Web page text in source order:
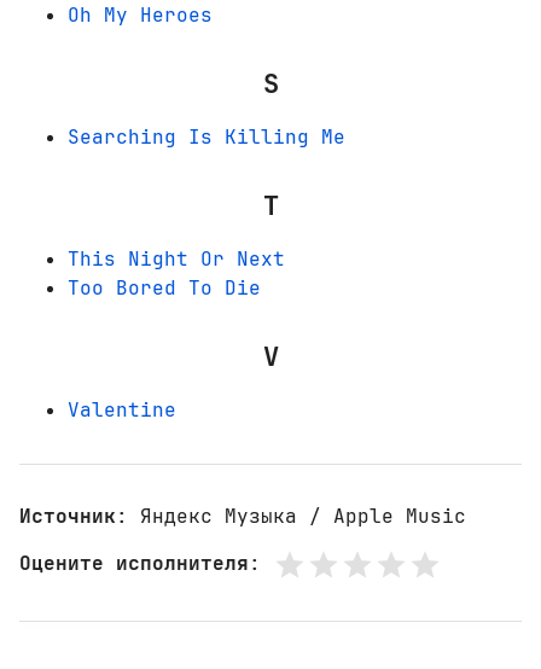
Oh My Heroes
S
Searching Is Killing Me
T
This Night Or Next
Too Bored To Die
V
Valentine
Источник: Яндекс Музыка / Apple Music
Оцените исполнителя: